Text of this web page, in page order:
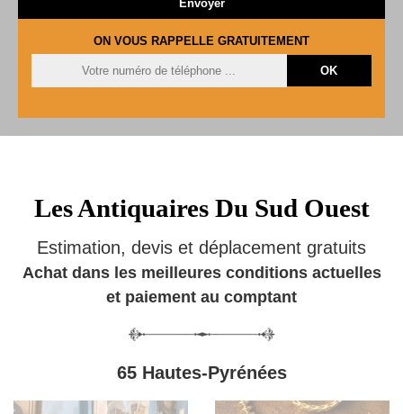
ON VOUS RAPPELLE GRATUITEMENT
Les Antiquaires Du Sud Ouest
Estimation, devis et déplacement gratuits
Achat dans les meilleures conditions actuelles
et paiement au comptant
65 Hautes-Pyrénées